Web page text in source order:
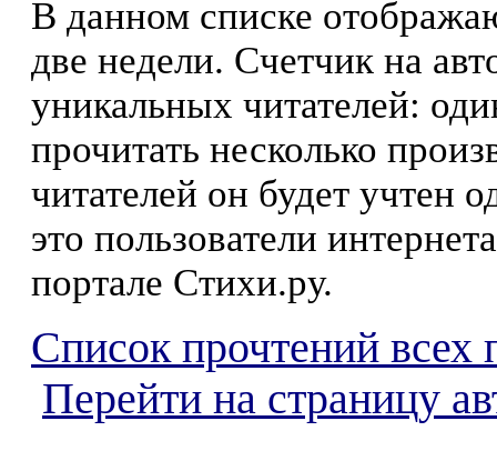
В данном списке
две недели. Счетчик на
уникальных читателей:
прочитать несколько
читателей он будет учтен
это пользователи
портале Стихи.ру.
Список прочтений всех
Перейти на страницу